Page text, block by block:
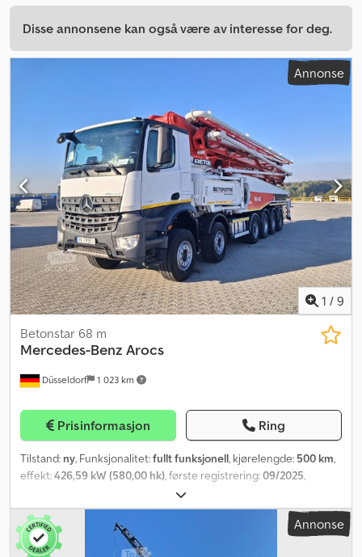
Disse annonsene kan også være av interesse for deg.
Annonse
1 / 9
Düsseldorf 1 023 km
Betonstar 68 m
Mercedes-Benz Arocs
Prisinformasjon Ring
Tilstand: ny, Funksjonalitet:fullt funksjonell, kjørelengde: 500 km,
effekt:426,59 kW (580,00 hk), første registrering:09/2025,
62 000 kg
akselkonfigurasjon:12x6, drivstoff:diesel, bremser:
motorbremsing
, farge:
, girtype:
automatisk
, utslippsklasse:
Annonse